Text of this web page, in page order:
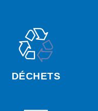
DÉCHETS